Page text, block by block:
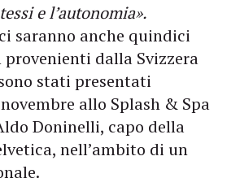
e l’autonomia».
saranno anche quindici
provenienti dalla Svizzera
stati presentati
allo Splash & Spa
Doninelli, capo della
nell’ambito di un